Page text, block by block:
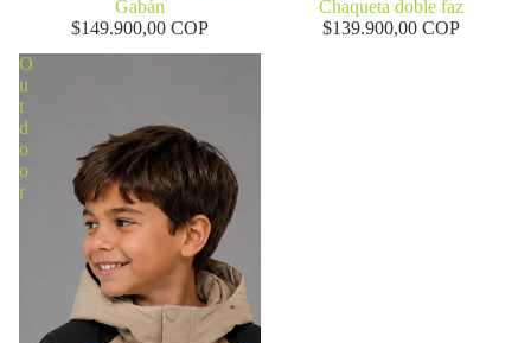
Gabán
$149.900,00 COP
Chaqueta doble faz
$139.900,00 COP
O
u
t
d
o
o
r